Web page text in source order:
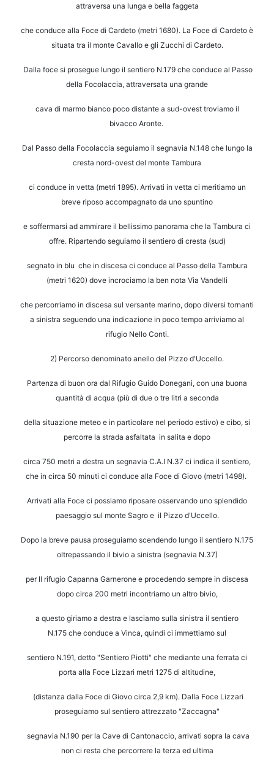
attraversa una lunga e bella faggeta
che conduce alla Foce di Cardeto (metri 1680). La Foce di Cardeto è
situata tra il monte Cavallo e gli Zucchi di Cardeto.
Dalla foce si prosegue lungo il sentiero N.179 che conduce al Passo
della Focolaccia, attraversata una grande
cava di marmo bianco poco distante a sud-ovest troviamo il
bivacco Aronte.
Dal Passo della Focolaccia seguiamo il segnavia N.148 che lungo la
cresta nord-ovest del monte Tambura
ci conduce in vetta (metri 1895). Arrivati in vetta ci meritiamo un
breve riposo accompagnato da uno spuntino
e soffermarsi ad ammirare il bellissimo panorama che la Tambura ci
offre. Ripartendo seguiamo il sentiero di cresta (sud)
segnato in blu che in discesa ci conduce al Passo della Tambura
(metri 1620) dove incrociamo la ben nota Via Vandelli
che percorriamo in discesa sul versante marino, dopo diversi tornanti
a sinistra seguendo una indicazione in poco tempo arriviamo al
rifugio Nello Conti.
2) Percorso denominato anello del Pizzo d'Uccello.
Partenza di buon ora dal Rifugio Guido Donegani, con una buona
quantità di acqua (più di due o tre litri a seconda
della situazione meteo e in particolare nel periodo estivo) e cibo, si
percorre la strada asfaltata in salita e dopo
circa 750 metri a destra un segnavia C.A.I N.37 ci indica il sentiero,
che in circa 50 minuti ci conduce alla Foce di Giovo (metri 1498).
Arrivati alla Foce ci possiamo riposare osservando uno splendido
paesaggio sul monte Sagro e il Pizzo d'Uccello.
Dopo la breve pausa proseguiamo scendendo lungo il sentiero N.175
oltrepassando il bivio a sinistra (segnavia N.37)
per Il rifugio Capanna Garnerone e procedendo sempre in discesa
dopo circa 200 metri incontriamo un altro bivio,
a questo giriamo a destra e lasciamo sulla sinistra il sentiero
N.175 che conduce a Vinca, quindi ci immettiamo sul
sentiero N.191, detto "Sentiero Piotti" che mediante una ferrata ci
porta alla Foce Lizzari metri 1275 di altitudine,
(distanza dalla Foce di Giovo circa 2,9 km). Dalla Foce Lizzari
proseguiamo sul sentiero attrezzato "Zaccagna"
segnavia N.190 per la Cave di Cantonaccio, arrivati sopra la cava
non ci resta che percorrere la terza ed ultima